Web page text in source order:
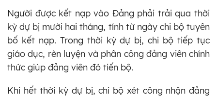
Người được kết nạp vào Đảng phải trải qua thời
kỳ dự bị mười hai tháng, tính từ ngày chi bộ tuyên
bố kết nạp. Trong thời kỳ dự bị, chi bộ tiếp tục
giáo dục, rèn luyện và phân công đảng viên chính
thức giúp đảng viên đó tiến bộ.
Khi hết thời kỳ dự bị, chi bộ xét công nhận đảng